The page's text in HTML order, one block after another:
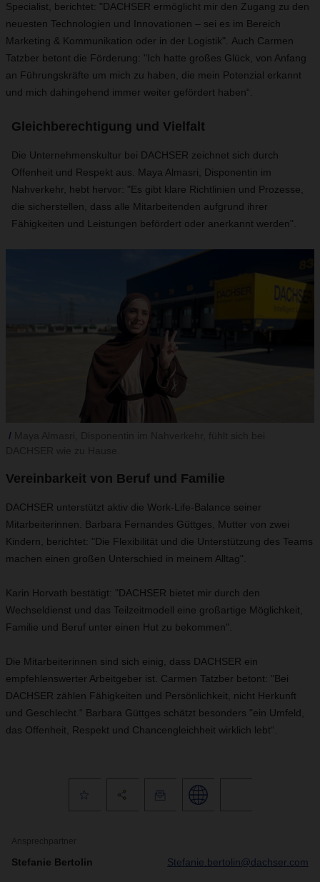
Specialist, berichtet: "DACHSER ermöglicht mir den Zugang zu den
neuesten Technologien und Innovationen – sei es im Bereich
Marketing & Kommunikation oder in der Logistik". Auch Carmen
Tatzber betont die Förderung: "Ich hatte großes Glück, von Anfang
an Führungskräfte um mich zu haben, die mein Potenzial erkannt
und mich dahingehend immer weiter gefördert haben“.
Gleichberechtigung und Vielfalt
Die Unternehmenskultur bei DACHSER zeichnet sich durch
Offenheit und Respekt aus. Maya Almasri, Disponentin im
Nahverkehr, hebt hervor: "Es gibt klare Richtlinien und Prozesse,
die sicherstellen, dass alle Mitarbeitenden aufgrund ihrer
Fähigkeiten und Leistungen befördert oder anerkannt werden".
Vereinbarkeit von Beruf und Familie
DACHSER unterstützt aktiv die Work-Life-Balance seiner
Mitarbeiterinnen. Barbara Fernandes Güttges, Mutter von zwei
Kindern, berichtet: "Die Flexibilität und die Unterstützung des Teams
machen einen großen Unterschied in meinem Alltag".
Karin Horvath bestätigt: "DACHSER bietet mir durch den
Wechseldienst und das Teilzeitmodell eine großartige Möglichkeit,
Familie und Beruf unter einen Hut zu bekommen".
Die Mitarbeiterinnen sind sich einig, dass DACHSER ein
empfehlenswerter Arbeitgeber ist. Carmen Tatzber betont: "Bei
DACHSER zählen Fähigkeiten und Persönlichkeit, nicht Herkunft
und Geschlecht.“ Barbara Güttges schätzt besonders "ein Umfeld,
das Offenheit, Respekt und Chancengleichheit wirklich lebt“.
Ansprechpartner
Stefanie Bertolin Stefanie.bertolin@dachser.com